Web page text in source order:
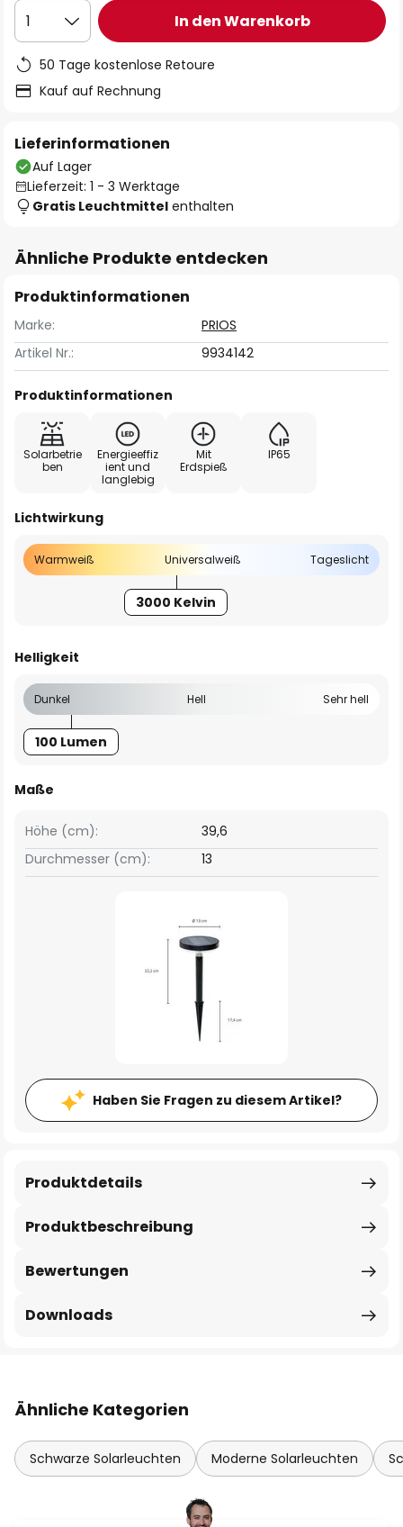
1 In den Warenkorb
50 Tage kostenlose Retoure
Kauf auf Rechnung
Lieferinformationen
Auf Lager
Lieferzeit: 1 - 3 Werktage
Gratis Leuchtmittel enthalten
Ähnliche Produkte entdecken
Produktinformationen
Marke:
PRIOS
Artikel Nr.:
9934142
Produktinformationen
Solarbetrie
ben
Energieeffiz
ient und
langlebig
Mit
Erdspieß
IP65
Lichtwirkung
Warmweiß Universalweiß Tageslicht
3000 Kelvin
Helligkeit
Dunkel Hell Sehr hell
100 Lumen
Maße
Höhe (cm):
39,6
Durchmesser (cm):
13
Haben Sie Fragen zu diesem Artikel?
Produktbeschreibung
Produktdetails
Bewertungen
Downloads
Ähnliche Kategorien
Schwarze Solarleuchten Moderne Solarleuchten